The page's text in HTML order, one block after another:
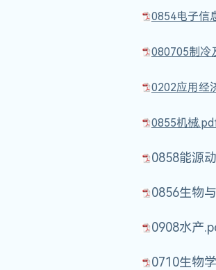
0854电子信
080705制冷
0202应用经
0855机械
0858能源
0856生物
0908水产
0710生物